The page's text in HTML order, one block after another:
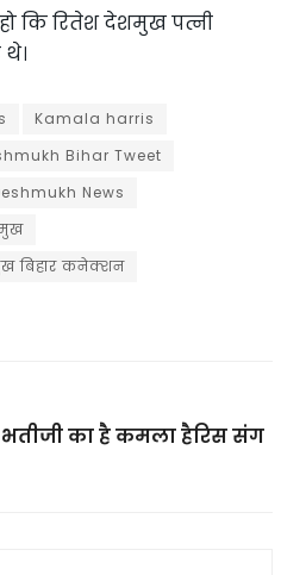
कि रितेश देशमुख पत्नी
Kamala harris
Bihar Tweet
News
बिहार कनेक्शन
भतीजी का है कमला हैरिस संग